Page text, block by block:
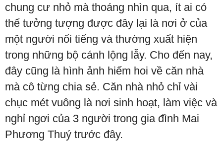
chung cư nhỏ mà thoáng nhìn qua, ít ai có
thể tưởng tượng được đây lại là nơi ở của
một người nổi tiếng và thường xuất hiện
trong những bộ cánh lộng lẫy. Cho đến nay,
đây cũng là hình ảnh hiếm hoi về căn nhà
mà cô từng chia sẻ. Căn nhà nhỏ chỉ vài
chục mét vuông là nơi sinh hoạt, làm việc và
nghỉ ngơi của 3 người trong gia đình Mai
Phương Thuý trước đây.